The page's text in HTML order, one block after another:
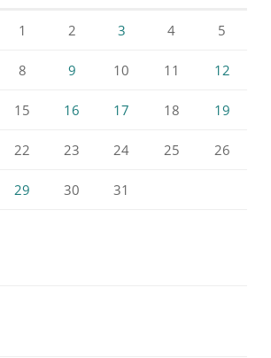
1 2 3 4 5
8 9 10 11 12
15 16 17 18 19
22 23 24 25 26
29 30 31